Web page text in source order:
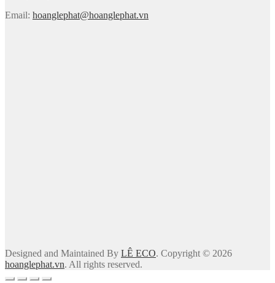
Email: hoanglephat@hoanglephat.vn
Designed and Maintained By LÊ ECO. Copyright © 2026
hoanglephat.vn. All rights reserved.